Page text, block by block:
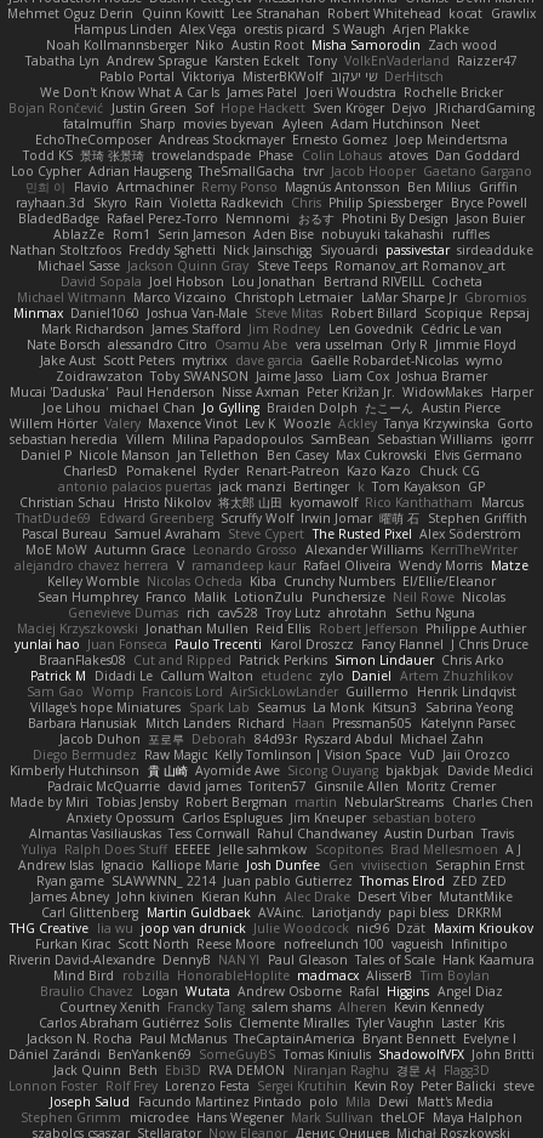
Mehmet Oguz Derin
Quinn Kowitt Lee Stranahan Robert Whitehead kocat Grawlix
Hampus Linden Alex Vega orestis picard S Waugh Arjen Plakke
Noah Kollmannsberger Niko Austin Root Misha Samorodin Zach wood
Tabatha Lyn Andrew Sprague Karsten Eckelt Tony VolkEnVaderland Raizzer47
Pablo Portal Viktoriya MisterBKWolf שי יעקוב DerHitsch
We Don't Know What A Car Is James Patel Joeri Woudstra Rochelle Bricker
Bojan Rončević Justin Green Sof Hope Hackett Sven Kröger Dejvo
JRichardGaming
fatalmuffin Sharp movies byevan Ayleen Adam Hutchinson Neet
EchoTheComposer Andreas Stockmayer Ernesto Gomez Joep Meindertsma
Todd KS 景琦 张景琦 trowelandspade Phase Colin Lohaus atoves Dan Goddard
Loo Cypher Adrian Haugseng TheSmallGacha trvr Jacob Hooper Gaetano Gargano
민희 이
Flavio Artmachiner Remy Ponso Magnús Antonsson Ben Milius Griffin
rayhaan.3d
Skyro Rain Violetta Radkevich Chris Philip Spiessberger Bryce Powell
BladedBadge Rafael Perez-Torro Nemnomi おるす Photini By Design Jason Buier
AblazZe Rom1 Serin Jameson Aden Bise nobuyuki takahashi
ruffles
Nathan Stoltzfoos Freddy Sghetti Nick Jainschigg Siyouardi passivestar sirdeadduke
Michael Sasse Jackson Quinn Gray Steve Teeps Romanov_art Romanov_art
David Sopala Joel Hobson Lou Jonathan Bertrand RIVEILL Cocheta
Michael Witmann Marco Vizcaino Christoph Letmaier LaMar Sharpe Jr Gbromios
Minmax Daniel1060 Joshua Van-Male Steve Mitas Robert Billard Scopique Repsaj
Mark Richardson James Stafford Jim Rodney Len Govednik Cédric Le van
Nate Borsch alessandro Citro Osamu Abe vera usselman Orly R Jimmie Floyd
Jake Aust Scott Peters mytrixx dave garcia Gaëlle Robardet-Nicolas wymo
Zoidrawzaton Toby SWANSON Jaime Jasso Liam Cox Joshua Bramer
Mucai 'Daduska' Paul Henderson Nisse Axman Peter Križan Jr. WidowMakes Harper
Joe Lihou
michael Chan Jo Gylling Braiden Dolph たこーん Austin Pierce
Willem Hörter Valery Maxence Vinot Lev K Woozle Ackley Tanya Krzywinska Gorto
sebastian heredia Villem Milina Papadopoulos SamBean Sebastian Williams igorrr
Daniel P Nicole Manson Jan Tellethon Ben Casey Max Cukrowski Elvis Germano
CharlesD
Pomakenel Ryder Renart-Patreon Kazo Kazo
Chuck CG
antonio palacios puertas jack manzi Bertinger k Tom Kayakson GP
Christian Schau
Hristo Nikolov 将太郎 山田 kyomawolf Rico Kanthatham
Marcus
ThatDude69
Edward Greenberg Scruffy Wolf Irwin Jomar 曜萌 石 Stephen Griffith
Pascal Bureau Samuel Avraham Steve Cypert The Rusted Pixel Alex Söderström
MoE MoW Autumn Grace Leonardo Grosso Alexander Williams KerriTheWriter
alejandro chavez herrera V ramandeep kaur Rafael Oliveira Wendy Morris Matze
Kelley Womble Nicolas Ocheda Kiba Crunchy Numbers El/Ellie/Eleanor
Sean Humphrey Franco Malik LotionZulu Punchersize Neil Rowe Nicolas
Genevieve Dumas rich cav528 Troy Lutz ahrotahn
Sethu Nguna
Maciej Krzyszkowski Jonathan Mullen Reid Ellis Robert Jefferson Philippe Authier
yunlai hao Juan Fonseca Paulo Trecenti Karol Droszcz Fancy Flannel J Chris Druce
BraanFlakes08 Cut and Ripped Patrick Perkins Simon Lindauer Chris Arko
Patrick M
Didadi Le Callum Walton etudenc zylo Daniel Artem Zhuzhlikov
Sam Gao Womp Francois Lord AirSickLowLander Guillermo
Henrik Lindqvist
Village's hope Miniatures Spark Lab Seamus La Monk Kitsun3
Sabrina Yeong
Barbara Hanusiak Mitch Landers Richard Haan Pressman505
Katelynn Parsec
Jacob Duhon 포로루 Deborah 84d93r Ryszard Abdul Michael Zahn
Diego Bermudez Raw Magic Kelly Tomlinson | Vision Space VuD Jaii Orozco
Kimberly Hutchinson 貴 山崎 Ayomide Awe Sicong Ouyang bjakbjak Davide Medici
Padraic McQuarrie david james Toriten57 Ginsnile Allen Moritz Cremer
Made by Miri Tobias Jensby Robert Bergman martin NebularStreams Charles Chen
Anxiety Opossum Carlos Esplugues Jim Kneuper sebastian botero
Almantas Vasiliauskas Tess Cornwall Rahul Chandwaney Austin Durban Travis
Yuliya Ralph Does Stuff EEEEE Jelle sahmkow Scopitones Brad Mellesmoen A J
Andrew Islas Ignacio Kalliope Marie Josh Dunfee Gen viviisection Seraphin Ernst
Ryan game SLAWWNN_ 2214 Juan pablo Gutierrez Thomas Elrod ZED ZED
James Abney John kivinen Kieran Kuhn Alec Drake Desert Viber MutantMike
Carl Glittenberg Martin Guldbaek AVAinc. Lariotjandy papi bless DRKRM
THG Creative lia wu joop van drunick Julie Woodcock nic96 Dzät Maxim Krioukov
Furkan Kirac Scott North Reese Moore nofreelunch 100 vagueish Infinitipo
Riverin David-Alexandre DennyB NAN YI Paul Gleason Tales of Scale Hank Kaamura
Mind Bird
robzilla HonorableHoplite madmacx AlisserB Tim Boylan
Braulio Chavez
Logan Wutata Andrew Osborne Rafal Higgins Angel Diaz
Courtney Xenith Francky Tang salem shams Alheren Kevin Kennedy
Carlos Abraham Gutiérrez Solis Clemente Miralles Tyler Vaughn Laster Kris
Jackson N. Rocha Paul McManus TheCaptainAmerica Bryant Bennett Evelyne I
Dániel Zarándi BenYanken69 SomeGuyBS Tomas Kiniulis ShadowolfVFX John Britti
Jack Quinn Beth Ebi3D RVA DEMON Niranjan Raghu 경문 서 Flagg3D
Lonnon Foster Rolf Frey Lorenzo Festa Sergei Krutihin Kevin Roy Peter Balicki steve
Joseph Salud
Facundo Martinez Pintado polo Mila Dewi
Matt's Media
Stephen Grimm
microdee Hans Wegener Mark Sullivan theLOF Maya Halphon
szabolcs csaszar Stellarator Now Eleanor Денис Оницев Michał Roszkowski